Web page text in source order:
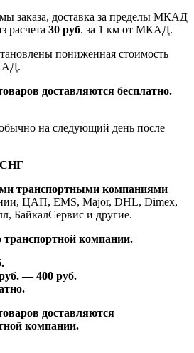
заказа, доставка за пределы МКАД
расчета 30 руб. за 1 км от МКАД.
пониженная стоимость
доставляются бесплатно.
на следующий день после
СНГ
транспортными компаниями
ЦАП, EMS, Major, DHL, Dimex,
БайкалСервис и другие.
транспортной компании.
—400 руб.
доставляются
компании.